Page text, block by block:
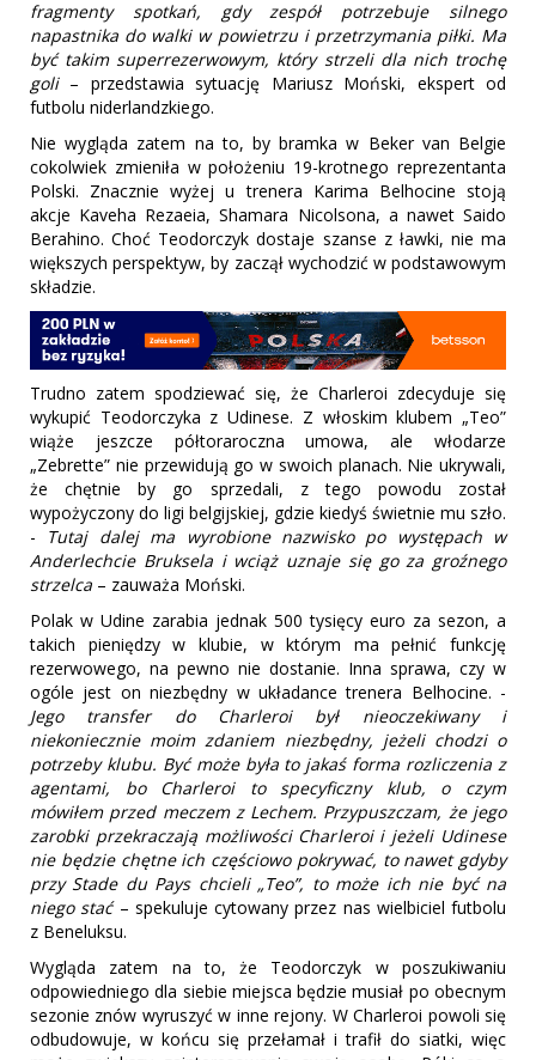
fragmenty spotkań, gdy zespół potrzebuje silnego
napastnika do walki w powietrzu i przetrzymania piłki. Ma
być takim superrezerwowym, który strzeli dla nich trochę
goli– przedstawia sytuację Mariusz Moński, ekspert od
futbolu niderlandzkiego.
Nie wygląda zatem na to, by bramka w Beker van Belgie
cokolwiek zmieniła w położeniu 19-krotnego reprezentanta
Polski. Znacznie wyżej u trenera Karima Belhocine stoją
akcje Kaveha Rezaeia, Shamara Nicolsona, a nawet Saido
Berahino. Choć Teodorczyk dostaje szanse z ławki, nie ma
większych perspektyw, by zaczął wychodzić w podstawowym
składzie.
Trudno zatem spodziewać się, że Charleroi zdecyduje się
wykupić Teodorczyka z Udinese. Z włoskim klubem „Teo”
wiąże jeszcze półtoraroczna umowa, ale włodarze
„Zebrette” nie przewidują go w swoich planach. Nie ukrywali,
że chętnie by go sprzedali, z tego powodu został
wypożyczony do ligi belgijskiej, gdzie kiedyś świetnie mu szło.
- Tutaj dalej ma wyrobione nazwisko po występach w
Anderlechcie Bruksela i wciąż uznaje się go za groźnego
strzelca – zauważa Moński.
Polak w Udine zarabia jednak 500 tysięcy euro za sezon, a
takich pieniędzy w klubie, w którym ma pełnić funkcję
rezerwowego, na pewno nie dostanie. Inna sprawa, czy w
ogóle jest on niezbędny w układance trenera Belhocine. -
Jego transfer do Charleroi był nieoczekiwany i
niekoniecznie moim zdaniem niezbędny, jeżeli chodzi o
potrzeby klubu. Być może była to jakaś forma rozliczenia z
agentami, bo Charleroi to specyficzny klub, o czym
mówiłem przed meczem z Lechem. Przypuszczam, że jego
zarobki przekraczają możliwości Charleroi i jeżeli Udinese
nie będzie chętne ich częściowo pokrywać, to nawet gdyby
przy Stade du Pays chcieli „Teo”, to może ich nie być na
niego stać– spekuluje cytowany przez nas wielbiciel futbolu
z Beneluksu.
Wygląda zatem na to, że Teodorczyk w poszukiwaniu
odpowiedniego dla siebie miejsca będzie musiał po obecnym
sezonie znów wyruszyć w inne rejony. W Charleroi powoli się
odbudowuje, w końcu się przełamał i trafił do siatki, więc